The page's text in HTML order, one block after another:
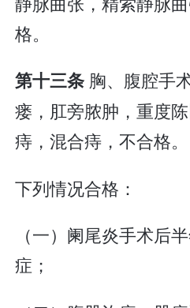
格。
第十三条 胸、腹腔手
瘘，肛旁脓肿，重度
痔，混合痔，不合格。
下列情况合格：
（一）阑尾炎手术后
症；